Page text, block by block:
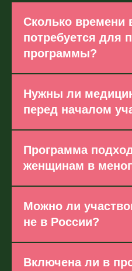
Сколько времени
потребуется для
программы?
Нужны ли
перед началом
Программа
женщинам в
Можно ли
не в России?
Включена ли в